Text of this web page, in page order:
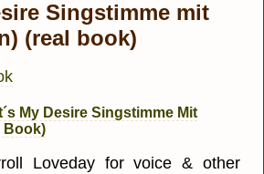
Singstimme mit
(real book)
My Desire Singstimme Mit
Book)
Loveday for voice & other